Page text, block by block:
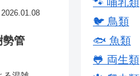
2026.01.08
勢管
🐦 鳥類
🐟 魚類
🐸 両生類